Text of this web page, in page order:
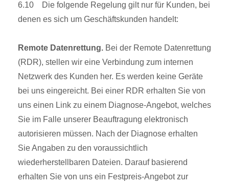
6.10 Die folgende Regelung gilt nur für Kunden, bei
denen es sich um Geschäftskunden handelt:
Remote Datenrettung. Bei der Remote Datenrettung
(RDR), stellen wir eine Verbindung zum internen
Netzwerk des Kunden her. Es werden keine Geräte
bei uns eingereicht. Bei einer RDR erhalten Sie von
uns einen Link zu einem Diagnose-Angebot, welches
Sie im Falle unserer Beauftragung elektronisch
autorisieren müssen. Nach der Diagnose erhalten
Sie Angaben zu den voraussichtlich
wiederherstellbaren Dateien. Darauf basierend
erhalten Sie von uns ein Festpreis-Angebot zur